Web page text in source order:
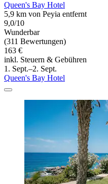
Queen's Bay Hotel
5,9 km von Peyia entfernt
9,0/10
Wunderbar
(311 Bewertungen)
163 €
inkl. Steuern & Gebühren
1. Sept.–2. Sept.
Queen's Bay Hotel